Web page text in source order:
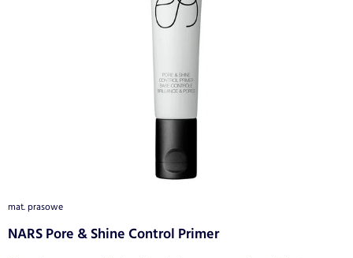
mat. prasowe
NARS Pore & Shine Control Primer